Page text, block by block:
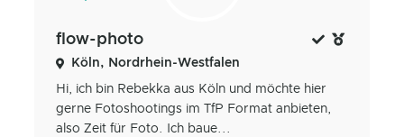
flow-photo
Köln, Nordrhein-Westfalen
Hi, ich bin Rebekka aus Köln und möchte hier
gerne Fotoshootings im TfP Format anbieten,
also Zeit für Foto. Ich baue...